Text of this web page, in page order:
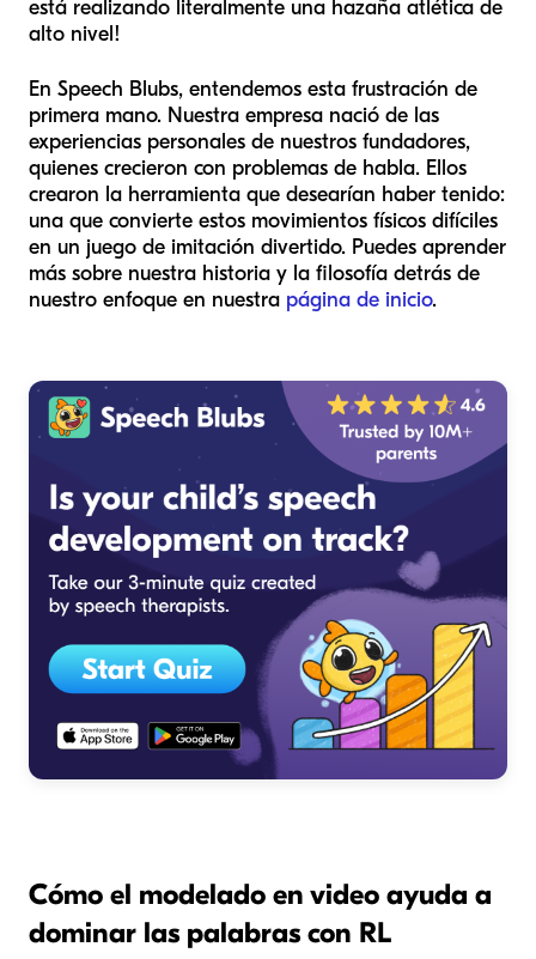
está realizando literalmente una hazaña atlética de
alto nivel!
En Speech Blubs, entendemos esta frustración de
primera mano. Nuestra empresa nació de las
experiencias personales de nuestros fundadores,
quienes crecieron con problemas de habla. Ellos
crearon la herramienta que desearían haber tenido:
una que convierte estos movimientos físicos difíciles
en un juego de imitación divertido. Puedes aprender
más sobre nuestra historia y la filosofía detrás de
nuestro enfoque en nuestra página de inicio.
Cómo el modelado en video ayuda a
dominar las palabras con RL